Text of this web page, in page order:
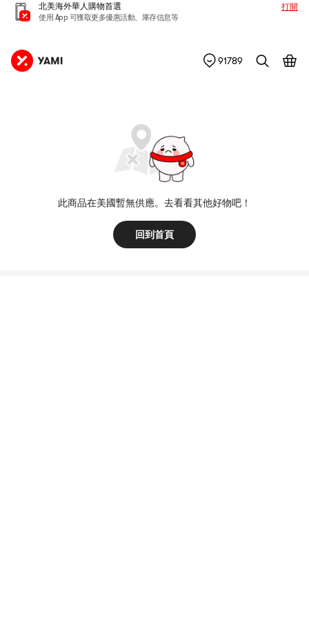
北美海外華人購物首選
使用 App 可獲取更多優惠活動、庫存信息等
打開
91789
此商品在美國暫無供應。去看看其他好物吧！
回到首頁